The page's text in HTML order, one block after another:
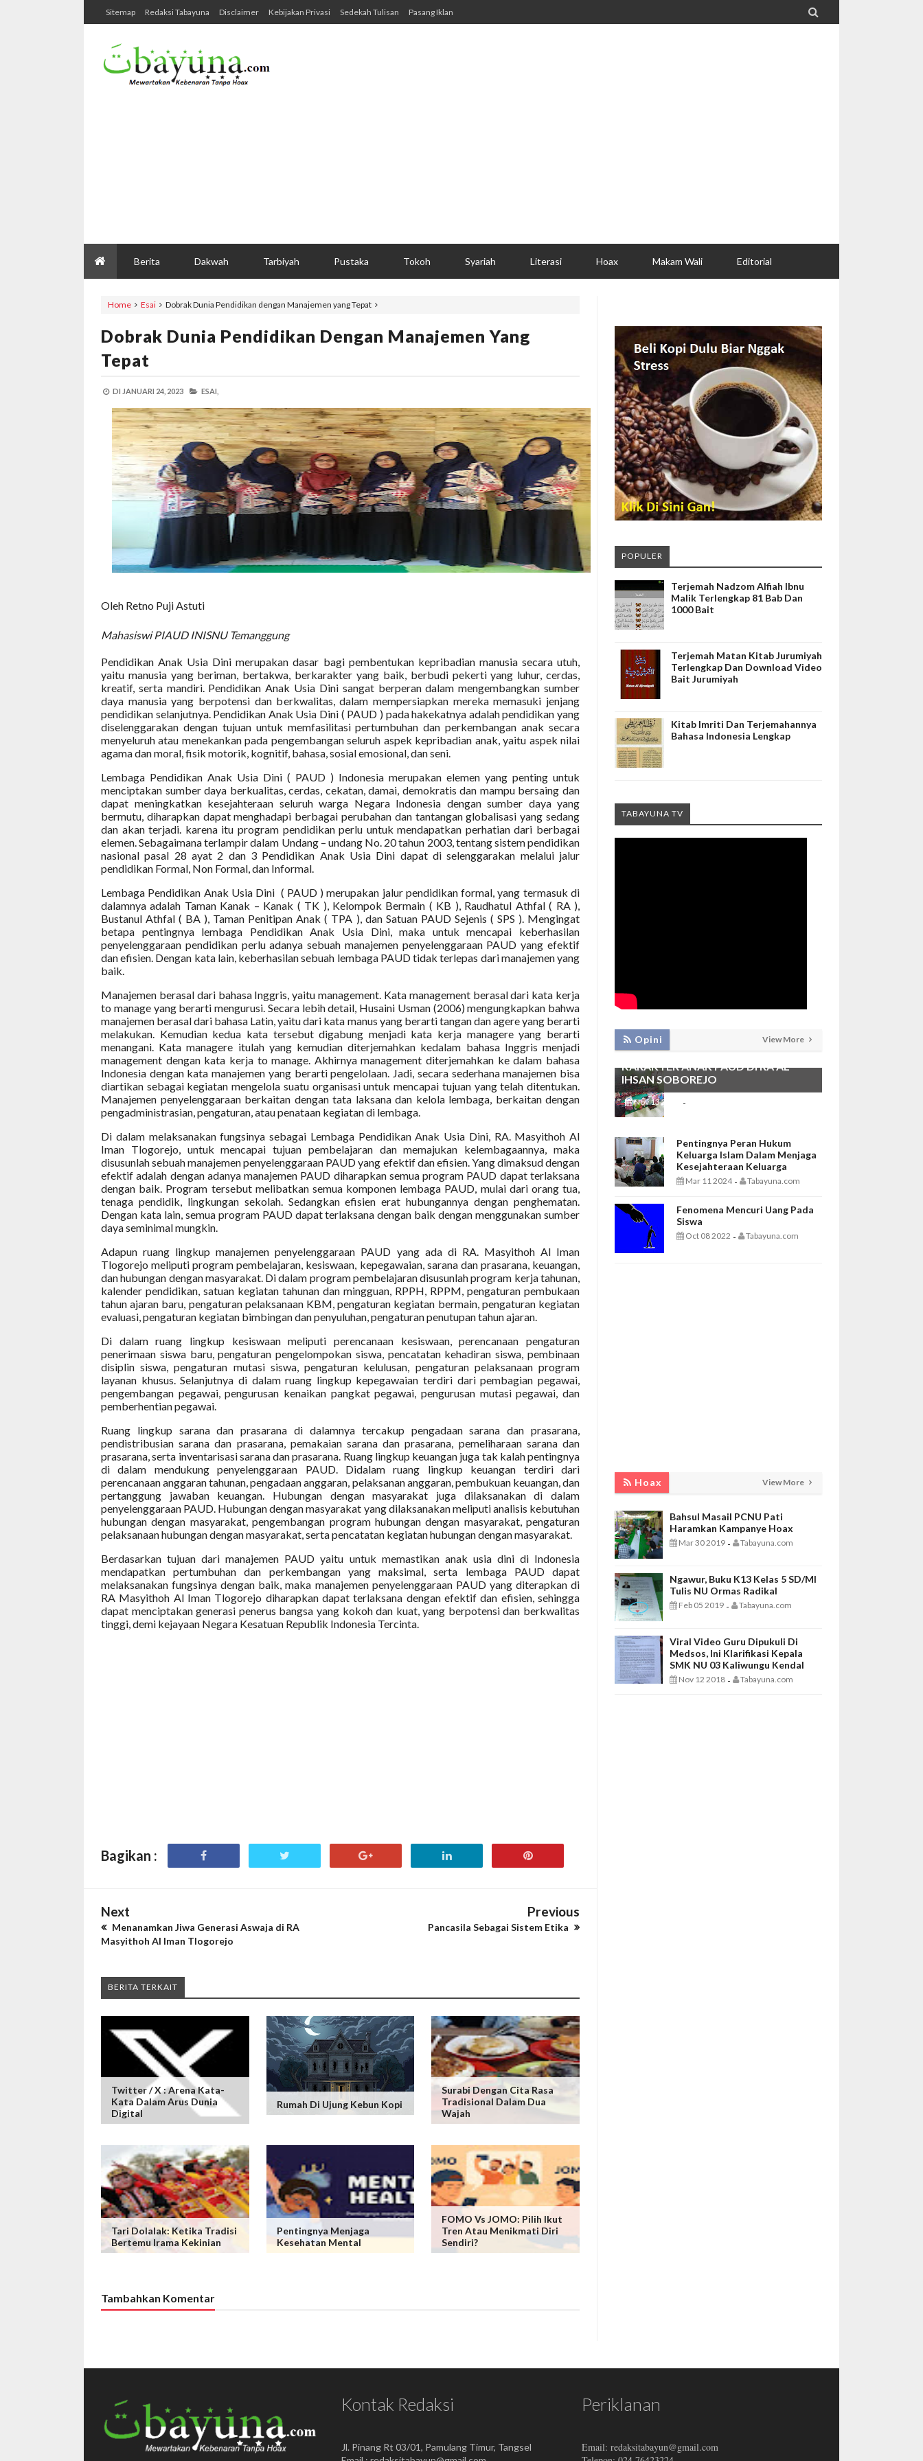
Sitemap Redaksi Tabayuna Disclaimer Kebijakan Privasi Sedekah Tulisan Pasang Iklan 
Berita Dakwah Tarbiyah Pustaka Tokoh Syariah Literasi Hoax Makam Wali Editorial
Home Esai Dobrak Dunia Pendidikan dengan Manajemen yang Tepat
Dobrak Dunia Pendidikan Dengan Manajemen Yang
Tepat
DI JANUARI 24, 2023 ESAI,
Oleh Retno Puji Astuti
Mahasiswi PIAUD INISNU Temanggung
Pendidikan Anak Usia Dini merupakan dasar bagi pembentukan kepribadian manusia secara utuh,
yaitu manusia yang beriman, bertakwa, berkarakter yang baik, berbudi pekerti yang luhur, cerdas,
kreatif, serta mandiri. Pendidikan Anak Usia Dini sangat berperan dalam mengembangkan sumber
daya manusia yang berpotensi dan berkwalitas, dalam mempersiapkan mereka memasuki jenjang
pendidikan selanjutnya. Pendidikan Anak Usia Dini ( PAUD ) pada hakekatnya adalah pendidikan yang
diselenggarakan dengan tujuan untuk memfasilitasi pertumbuhan dan perkembangan anak secara
menyeluruh atau menekankan pada pengembangan seluruh aspek kepribadian anak, yaitu aspek nilai
agama dan moral, fisik motorik, kognitif, bahasa, sosial emosional, dan seni.
Lembaga Pendidikan Anak Usia Dini ( PAUD ) Indonesia merupakan elemen yang penting untuk
menciptakan sumber daya berkualitas, cerdas, cekatan, damai, demokratis dan mampu bersaing dan
dapat meningkatkan kesejahteraan seluruh warga Negara Indonesia dengan sumber daya yang
bermutu, diharapkan dapat menghadapi berbagai perubahan dan tantangan globalisasi yang sedang
dan akan terjadi. karena itu program pendidikan perlu untuk mendapatkan perhatian dari berbagai
elemen. Sebagaimana terlampir dalam Undang – undang No. 20 tahun 2003, tentang sistem pendidikan
nasional pasal 28 ayat 2 dan 3 Pendidikan Anak Usia Dini dapat di selenggarakan melalui jalur
pendidikan Formal, Non Formal, dan Informal.
Lembaga Pendidikan Anak Usia Dini ( PAUD ) merupakan jalur pendidikan formal, yang termasuk di
dalamnya adalah Taman Kanak – Kanak ( TK ), Kelompok Bermain ( KB ), Raudhatul Athfal ( RA ),
Bustanul Athfal ( BA ), Taman Penitipan Anak ( TPA ), dan Satuan PAUD Sejenis ( SPS ). Mengingat
betapa pentingnya lembaga Pendidikan Anak Usia Dini, maka untuk mencapai keberhasilan
penyelenggaraan pendidikan perlu adanya sebuah manajemen penyelenggaraan PAUD yang efektif
dan efisien. Dengan kata lain, keberhasilan sebuah lembaga PAUD tidak terlepas dari manajemen yang
baik.
Manajemen berasal dari bahasa Inggris, yaitu management. Kata management berasal dari kata kerja
to manage yang berarti mengurusi. Secara lebih detail, Husaini Usman (2006) mengungkapkan bahwa
manajemen berasal dari bahasa Latin, yaitu dari kata manus yang berarti tangan dan agere yang berarti
melakukan. Kemudian kedua kata tersebut digabung menjadi kata kerja managere yang berarti
menangani. Kata managere itulah yang kemudian diterjemahkan kedalam bahasa Inggris menjadi
management dengan kata kerja to manage. Akhirnya management diterjemahkan ke dalam bahasa
Indonesia dengan kata manajemen yang berarti pengelolaan. Jadi, secara sederhana manajemen bisa
diartikan sebagai kegiatan mengelola suatu organisasi untuk mencapai tujuan yang telah ditentukan.
Manajemen penyelenggaraan berkaitan dengan tata laksana dan kelola lembaga, berkaitan dengan
pengadministrasian, pengaturan, atau penataan kegiatan di lembaga.
Di dalam melaksanakan fungsinya sebagai Lembaga Pendidikan Anak Usia Dini, RA. Masyithoh Al
Iman Tlogorejo, untuk mencapai tujuan pembelajaran dan memajukan kelembagaannya, maka
disusunlah sebuah manajemen penyelenggaraan PAUD yang efektif dan efisien. Yang dimaksud dengan
efektif adalah dengan adanya manajemen PAUD diharapkan semua program PAUD dapat terlaksana
dengan baik. Program tersebut melibatkan semua komponen lembaga PAUD, mulai dari orang tua,
tenaga pendidik, lingkungan sekolah. Sedangkan efisien erat hubungannya dengan penghematan.
Dengan kata lain, semua program PAUD dapat terlaksana dengan baik dengan menggunakan sumber
daya seminimal mungkin.
Adapun ruang lingkup manajemen penyelenggaraan PAUD yang ada di RA. Masyithoh Al Iman
Tlogorejo meliputi program pembelajaran, kesiswaan, kepegawaian, sarana dan prasarana, keuangan,
dan hubungan dengan masyarakat. Di dalam program pembelajaran disusunlah program kerja tahunan,
kalender pendidikan, satuan kegiatan tahunan dan mingguan, RPPH, RPPM, pengaturan pembukaan
tahun ajaran baru, pengaturan pelaksanaan KBM, pengaturan kegiatan bermain, pengaturan kegiatan
evaluasi, pengaturan kegiatan bimbingan dan penyuluhan, pengaturan penutupan tahun ajaran.
Di dalam ruang lingkup kesiswaan meliputi perencanaan kesiswaan, perencanaan pengaturan
penerimaan siswa baru, pengaturan pengelompokan siswa, pencatatan kehadiran siswa, pembinaan
disiplin siswa, pengaturan mutasi siswa, pengaturan kelulusan, pengaturan pelaksanaan program
layanan khusus. Selanjutnya di dalam ruang lingkup kepegawaian terdiri dari pembagian pegawai,
pengembangan pegawai, pengurusan kenaikan pangkat pegawai, pengurusan mutasi pegawai, dan
pemberhentian pegawai.
Ruang lingkup sarana dan prasarana di dalamnya tercakup pengadaan sarana dan prasarana,
pendistribusian sarana dan prasarana, pemakaian sarana dan prasarana, pemeliharaan sarana dan
prasarana, serta inventarisasi sarana dan prasarana. Ruang lingkup keuangan juga tak kalah pentingnya
di dalam mendukung penyelenggaraan PAUD. Didalam ruang lingkup keuangan terdiri dari
perencanaan anggaran tahunan, pengadaan anggaran, pelaksanan anggaran, pembukuan keuangan, dan
pertanggung jawaban keuangan. Hubungan dengan masyarakat juga dilaksanakan di dalam
penyelenggaraan PAUD. Hubungan dengan masyarakat yang dilaksanakan meliputi analisis kebutuhan
hubungan dengan masyarakat, pengembangan program hubungan dengan masyarakat, pengaturan
pelaksanaan hubungan dengan masyarakat, serta pencatatan kegiatan hubungan dengan masyarakat.
Berdasarkan tujuan dari manajemen PAUD yaitu untuk memastikan anak usia dini di Indonesia
mendapatkan pertumbuhan dan perkembangan yang maksimal, serta lembaga PAUD dapat
melaksanakan fungsinya dengan baik, maka manajemen penyelenggaraan PAUD yang diterapkan di
RA Masyithoh Al Iman Tlogorejo diharapkan dapat terlaksana dengan efektif dan efisien, sehingga
dapat menciptakan generasi penerus bangsa yang kokoh dan kuat, yang berpotensi dan berkwalitas
tinggi, demi kejayaan Negara Kesatuan Republik Indonesia Tercinta.
Bagikan :
Next
Menanamkan Jiwa Generasi Aswaja di RA
Masyithoh Al Iman Tlogorejo
Previous
Pancasila Sebagai Sistem Etika
BERITA TERKAIT
Twitter / X : Arena Kata-
Kata Dalam Arus Dunia
Digital
Rumah Di Ujung Kebun Kopi
Surabi Dengan Cita Rasa
Tradisional Dalam Dua
Wajah
Tari Dolalak: Ketika Tradisi
Bertemu Irama Kekinian
Pentingnya Menjaga
Kesehatan Mental
FOMO Vs JOMO: Pilih Ikut
Tren Atau Menikmati Diri
Sendiri?
Tambahkan Komentar
POPULER
Terjemah Nadzom Alfiah Ibnu
Malik Terlengkap 81 Bab Dan
1000 Bait
Terjemah Matan Kitab Jurumiyah
Terlengkap Dan Download Video
Bait Jurumiyah
Kitab Imriti Dan Terjemahannya
Bahasa Indonesia Lengkap
TABAYUNA TV
Opini View More
PEMBIASAAN SHALAT DHUHA DAN
MENGAJI SEBAGAI FONDASI
KARAKTER ANAK PAUD DI RA AL
IHSAN SOBOREJO
Nov 13 2025 -
Pentingnya Peran Hukum
Keluarga Islam Dalam Menjaga
Kesejahteraan Keluarga
Mar 11 2024 - Tabayuna.com
Fenomena Mencuri Uang Pada
Siswa
Oct 08 2022 - Tabayuna.com
Hoax View More
Bahsul Masail PCNU Pati
Haramkan Kampanye Hoax
Mar 30 2019 - Tabayuna.com
Ngawur, Buku K13 Kelas 5 SD/MI
Tulis NU Ormas Radikal
Feb 05 2019 - Tabayuna.com
Viral Video Guru Dipukuli Di
Medsos, Ini Klarifikasi Kepala
SMK NU 03 Kaliwungu Kendal
Nov 12 2018 - Tabayuna.com
Kontak Redaksi
Jl. Pinang Rt 03/01, Pamulang Timur, Tangsel
Periklanan
Email: redaksitabayun@gmail.com